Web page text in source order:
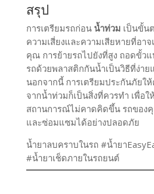
สรุป
การเตรียมรถก่อน น้ำท่วม เป็นขั้น
ความเสี่ยงและความเสียหายที่อา
คุณ การย้ายรถไปยังที่สูง ถอดขั้ว
รถด้วยพลาสติกกันน้ำเป็นวิธีที่ง่า
นอกจากนี้ การเตรียมประกันภัยใ
จากน้ำท่วมก็เป็นสิ่งที่ควรทำ เพื่อ
สถานการณ์ไม่คาดคิดขึ้น รถของ
และซ่อมแซมได้อย่างปลอดภัย
น้ำยาลบคราบในรถ #น้ำยา
#น้ำยาเช็ดภายในรถยนต์